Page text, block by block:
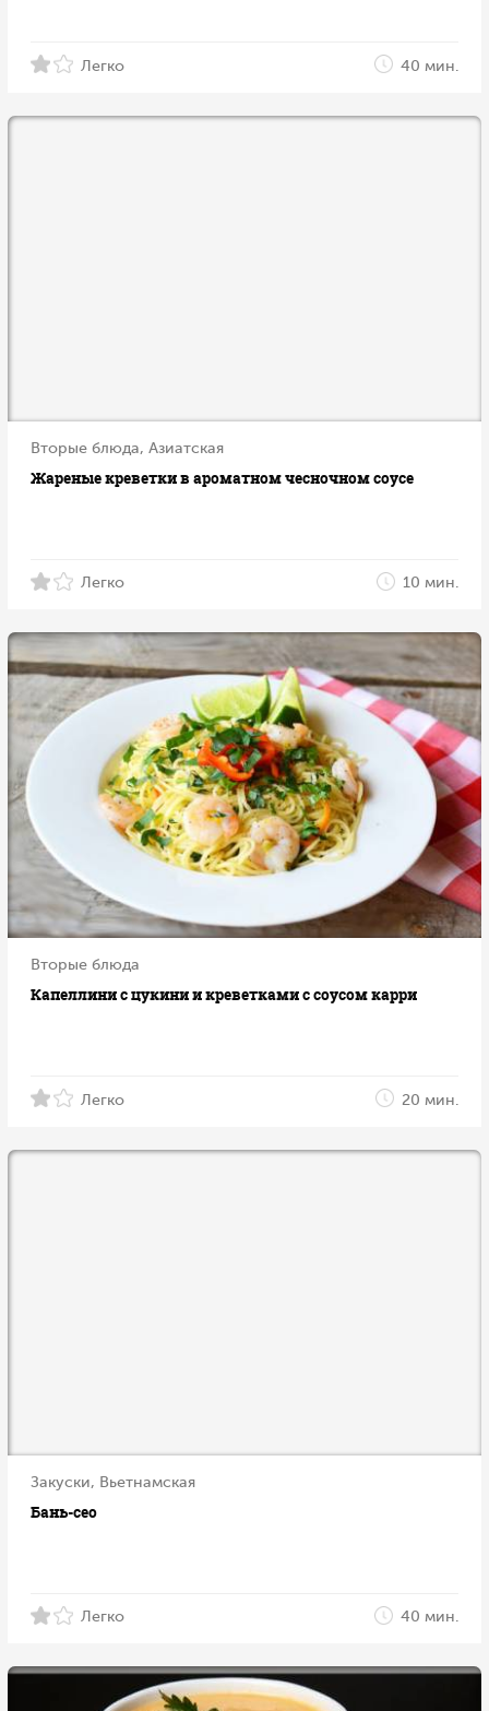
Легко 40 мин.
Вторые блюда, Азиатская
Жареные креветки в ароматном чесночном соусе
Легко 10 мин.
Вторые блюда
Капеллини с цукини и креветками с соусом карри
Легко 20 мин.
Закуски, Вьетнамская
Бань-сео
Легко 40 мин.